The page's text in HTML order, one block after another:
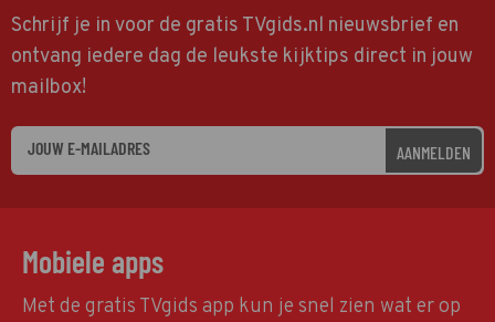
Schrijf je in voor de gratis TVgids.nl nieuwsbrief en
ontvang iedere dag de leukste kijktips direct in jouw
mailbox!
AANMELDEN
Mobiele apps
Met de gratis TVgids app kun je snel zien wat er op